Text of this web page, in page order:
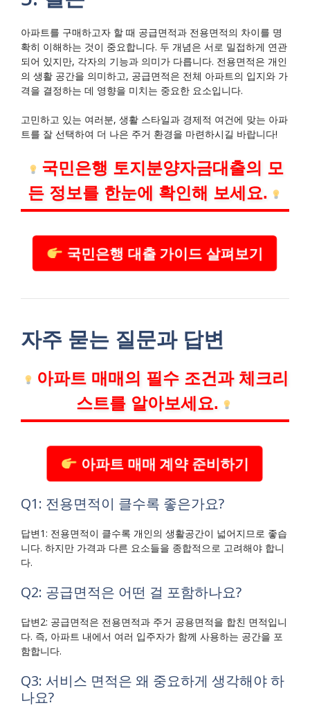
아파트를 구매하고자 할 때 공급면적과 전용면적의 차이를 명
확히 이해하는 것이 중요합니다. 두 개념은 서로 밀접하게 연관
되어 있지만, 각자의 기능과 의미가 다릅니다. 전용면적은 개인
의 생활 공간을 의미하고, 공급면적은 전체 아파트의 입지와 가
격을 결정하는 데 영향을 미치는 중요한 요소입니다.
고민하고 있는 여러분, 생활 스타일과 경제적 여건에 맞는 아파
트를 잘 선택하여 더 나은 주거 환경을 마련하시길 바랍니다!
국민은행 토지분양자금대출의 모
든 정보를 한눈에 확인해 보세요.
국민은행 대출 가이드 살펴보기
자주 묻는 질문과 답변
아파트 매매의 필수 조건과 체크리
스트를 알아보세요.
아파트 매매 계약 준비하기
Q1: 전용면적이 클수록 좋은가요?
답변1: 전용면적이 클수록 개인의 생활공간이 넓어지므로 좋습
니다. 하지만 가격과 다른 요소들을 종합적으로 고려해야 합니
다.
Q2: 공급면적은 어떤 걸 포함하나요?
답변2: 공급면적은 전용면적과 주거 공용면적을 합친 면적입니
다. 즉, 아파트 내에서 여러 입주자가 함께 사용하는 공간을 포
함합니다.
Q3: 서비스 면적은 왜 중요하게 생각해야 하
나요?